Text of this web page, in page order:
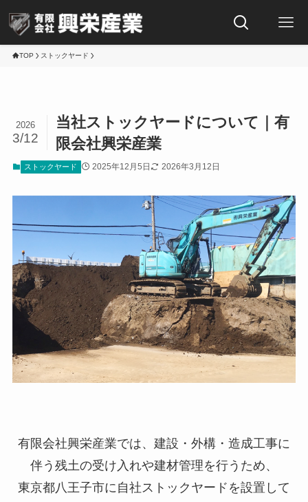
TOP ストックヤード
当社ストックヤードについて｜有
限会社興栄産業
2026
3/12
ストックヤード 2025年12月5日 2026年3月12日
有限会社興栄産業では、建設・外構・造成工事に
伴う残土の受け入れや建材管理を行うため、
東京都八王子市に自社ストックヤードを設置して